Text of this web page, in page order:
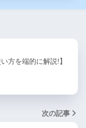
方を端的に解説!】
次の記事